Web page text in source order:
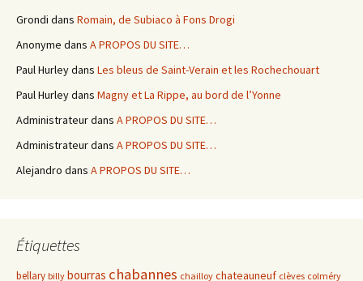
Grondi dans Romain, de Subiaco à Fons Drogi
Anonyme dans A PROPOS DU SITE…
Paul Hurleydans Les bleus de Saint-Verain et les Rochechouart
Paul Hurleydans Magny et La Rippe, au bord de l’Yonne
Administrateurdans A PROPOS DU SITE…
Administrateurdans A PROPOS DU SITE…
Alejandro dans A PROPOS DU SITE…
Étiquettes
bellary billy bourras chabannes chailloy chateauneuf clèves colméry